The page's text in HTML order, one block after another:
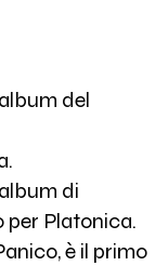
del
di
per Platonica.
è il primo